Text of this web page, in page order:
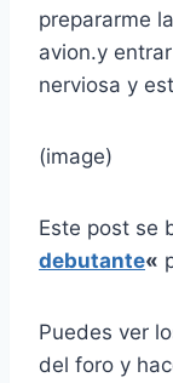
prepararme
avion.y
nerviosa y
(image)
Este post se
debutante«
Puedes ver
del foro y